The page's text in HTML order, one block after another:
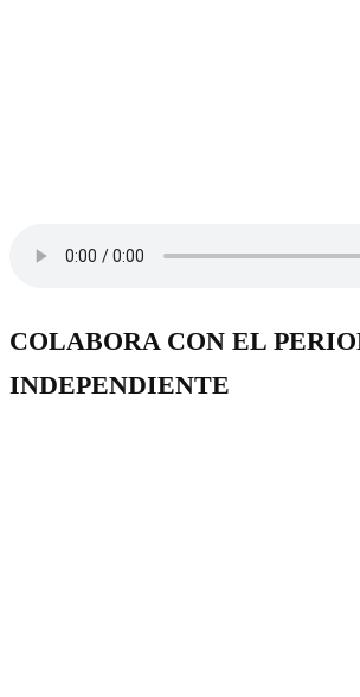
COLABORA CON EL
INDEPENDIENTE